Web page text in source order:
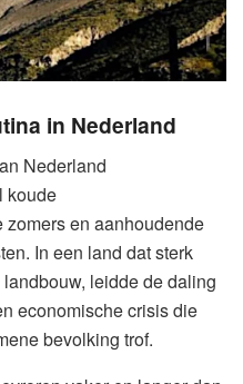
in Nederland
Nederland
koude
en aanhoudende
In een land dat sterk
leidde de daling
economische crisis die
bevolking trof.